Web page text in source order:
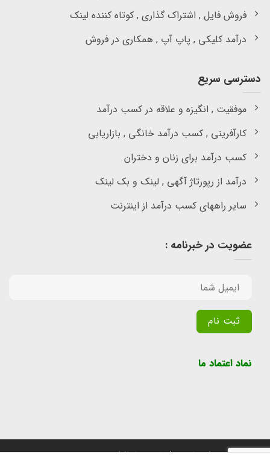
فروش فایل , اشتراک گذاری , کوتاه کننده لینک
درآمد کلیکی , پاپ آپ , همکاری در فروش
دسترسی سریع
موفقیت , انگیزه و علاقه در کسب درآمد
کارآفرینی , کسب درآمد خانگی , بازاریابی
کسب درآمد برای زنان و دختران
درآمد از رپورتاژ آگهی , لینک و بک لینک
سایر راههای کسب درآمد از اینترنت
عضویت در خبرنامه :
نماد اعتماد ما